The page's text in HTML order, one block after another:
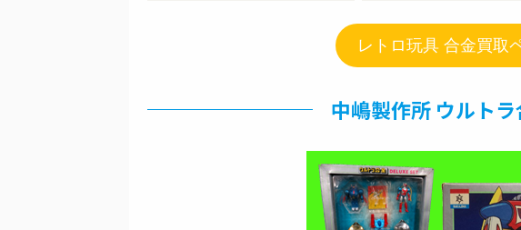
レトロ玩具 合金買取
中嶋製作所 ウルト